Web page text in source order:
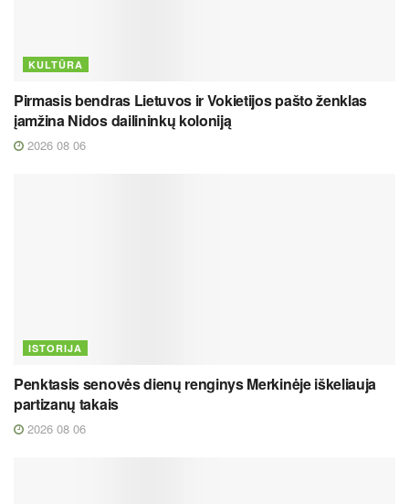
KULTŪRA
Pirmasis bendras Lietuvos ir Vokietijos pašto ženklas
įamžina Nidos dailininkų koloniją
2026 08 06
ISTORIJA
Penktasis senovės dienų renginys Merkinėje iškeliauja
partizanų takais
2026 08 06